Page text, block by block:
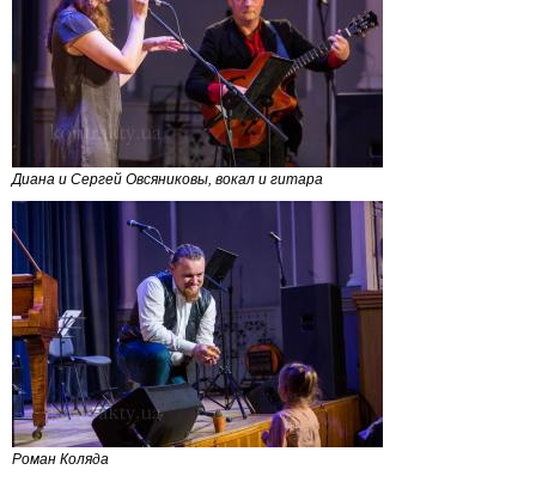
Диана и Сергей Овсяниковы, вокал и гитара
Роман Коляда